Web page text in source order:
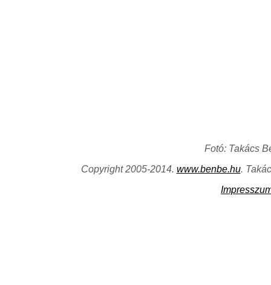
Fotó: Takács
Copyright 2005-2014. www.benbe.hu.